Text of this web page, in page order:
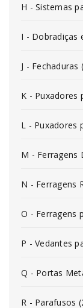
H - Sistemas
I - Dobradiças
J - Fechaduras
K - Puxadores
L - Puxadores
M - Ferragens
N - Ferragens
O - Ferragens
P - Vedantes
Q - Portas
R - Parafusos